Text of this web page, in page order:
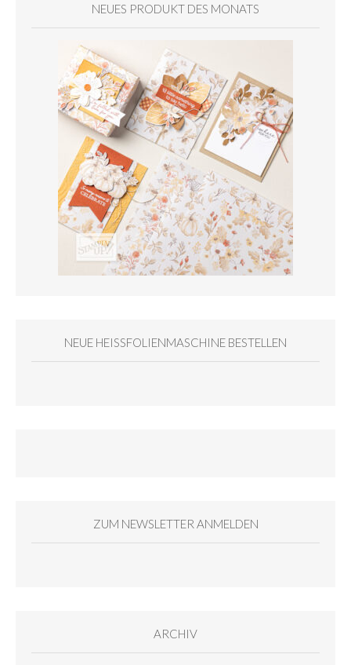
NEUES PRODUKT DES MONATS
NEUE HEISSFOLIENMASCHINE BESTELLEN
ZUM NEWSLETTER ANMELDEN
ARCHIV